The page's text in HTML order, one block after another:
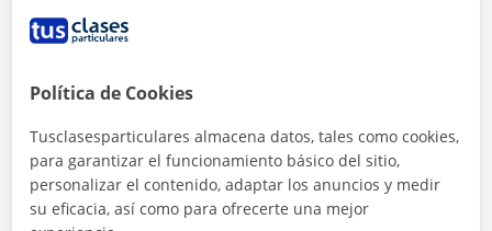
Localidades a las que se desplaza para dar clase
Pasaia
Donostia-San Sebastián
+ −
Política de Cookies
Tusclasesparticulares almacena datos, tales como cookies,
para garantizar el funcionamiento básico del sitio,
personalizar el contenido, adaptar los anuncios y medir
su eficacia, así como para ofrecerte una mejor